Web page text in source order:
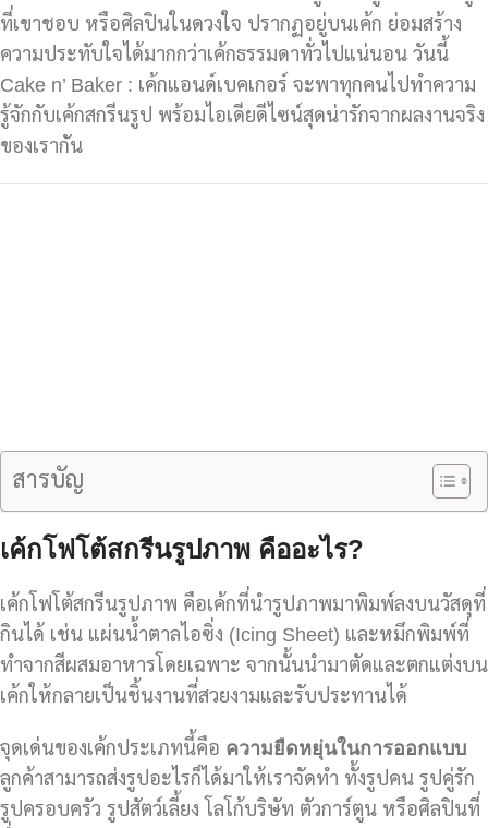
ที่เขาชอบ หรือศิลปินในดวงใจ ปรากฏอยู่บนเค้ก ย่อมสร้าง
ความประทับใจได้มากกว่าเค้กธรรมดาทั่วไปแน่นอน วันนี้
Cake n’ Baker : เค้กแอนด์เบคเกอร์ จะพาทุกคนไปทำความ
รู้จักกับเค้กสกรีนรูป พร้อมไอเดียดีไซน์สุดน่ารักจากผลงานจริง
ของเรากัน
สารบัญ
เค้กโฟโต้สกรีนรูปภาพ คืออะไร?
เค้กโฟโต้สกรีนรูปภาพ คือเค้กที่นำรูปภาพมาพิมพ์ลงบนวัสดุที่
กินได้ เช่น แผ่นน้ำตาลไอซิ่ง (Icing Sheet) และหมึกพิมพ์ที่
ทำจากสีผสมอาหารโดยเฉพาะ จากนั้นนำมาตัดและตกแต่งบน
เค้กให้กลายเป็นชิ้นงานที่สวยงามและรับประทานได้
จุดเด่นของเค้กประเภทนี้คือ ความยืดหยุ่นในการออกแบบ
ลูกค้าสามารถส่งรูปอะไรก็ได้มาให้เราจัดทำ ทั้งรูปคน รูปคู่รัก
รูปครอบครัว รูปสัตว์เลี้ยง โลโก้บริษัท ตัวการ์ตูน หรือศิลปินที่